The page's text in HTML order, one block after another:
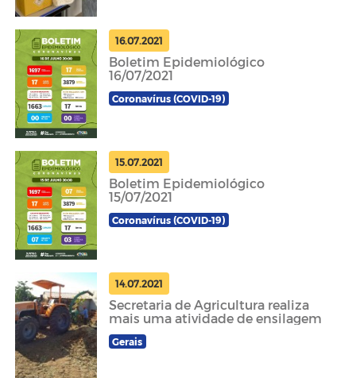
16.07.2021
Boletim Epidemiológico
16/07/2021
Coronavírus (COVID-19)
15.07.2021
Boletim Epidemiológico
15/07/2021
Coronavírus (COVID-19)
14.07.2021
Secretaria de Agricultura realiza
mais uma atividade de ensilagem
Gerais